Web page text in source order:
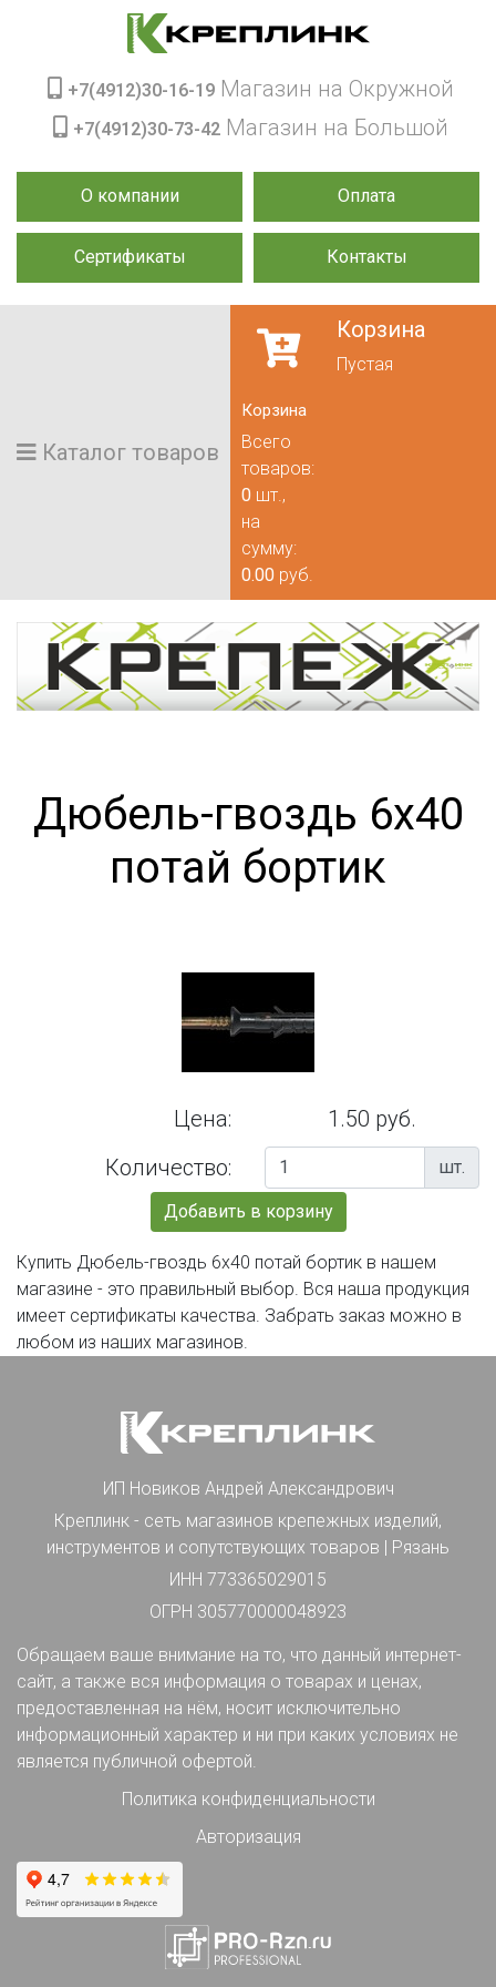
О компании Оплата
Сертификаты Контакты
+7(4912)30-16-19 Магазин на Окружной
+7(4912)30-73-42 Магазин на Большой
Каталог товаров
Корзина
Пустая
Корзина
Всего
товаров:
0 шт.,
на
сумму:
0.00 руб.
Дюбель-гвоздь 6х40
потай бортик
Цена:
1.50 руб.
Количество:
шт.
Добавить в корзину
Купить Дюбель-гвоздь 6х40 потай бортик в нашем
магазине - это правильный выбор. Вся наша продукция
имеет сертификаты качества. Забрать заказ можно в
любом из наших магазинов.
ИП Новиков Андрей Александрович
Креплинк - сеть магазинов крепежных изделий,
инструментов и сопутствующих товаров | Рязань
ИНН 773365029015
ОГРН 305770000048923
Обращаем ваше внимание на то, что данный интернет-
сайт, а также вся информация о товарах и ценах,
предоставленная на нём, носит исключительно
информационный характер и ни при каких условиях не
является публичной офертой.
Политика конфиденциальности
Авторизация